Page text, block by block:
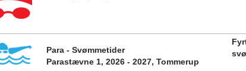
Para - Svømmetider
Parastævne 1, 2026 - 2027, Tommerup